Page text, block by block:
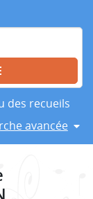
des recueils
avancée